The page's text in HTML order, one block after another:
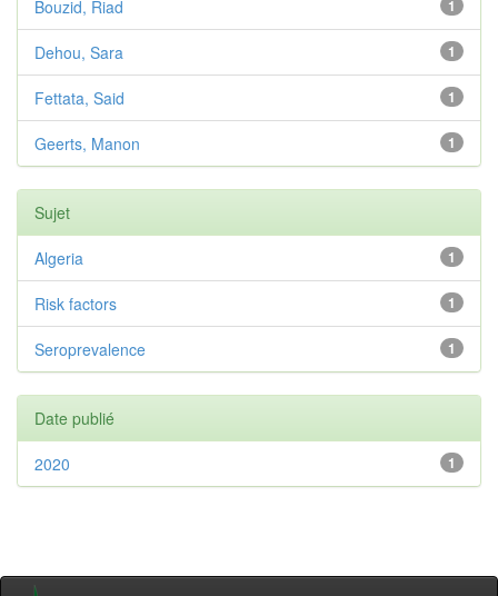
1
Bouzid, Riad
1
Dehou, Sara
1
Fettata, Said
1
Geerts, Manon
Sujet
1
Algeria
1
Risk factors
1
Seroprevalence
Date publié
1
2020